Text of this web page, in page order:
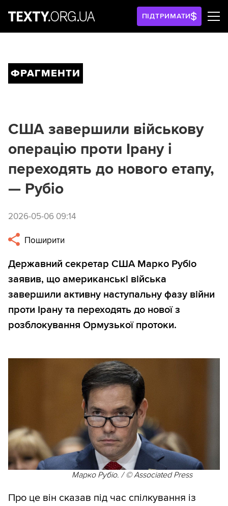
ПІДТРИМАТИ
ФРАГМЕНТИ
США завершили військову
операцію проти Ірану і
переходять до нового етапу,
— Рубіо
2026-05-06 09:14
Поширити
Державний секретар США Марко Рубіо
заявив, що американські війська
завершили активну наступальну фазу війни
проти Ірану та переходять до нової з
розблокування Ормузької протоки.
Марко Рубіо. / © Associated Press
Про це він сказав під час спілкування із